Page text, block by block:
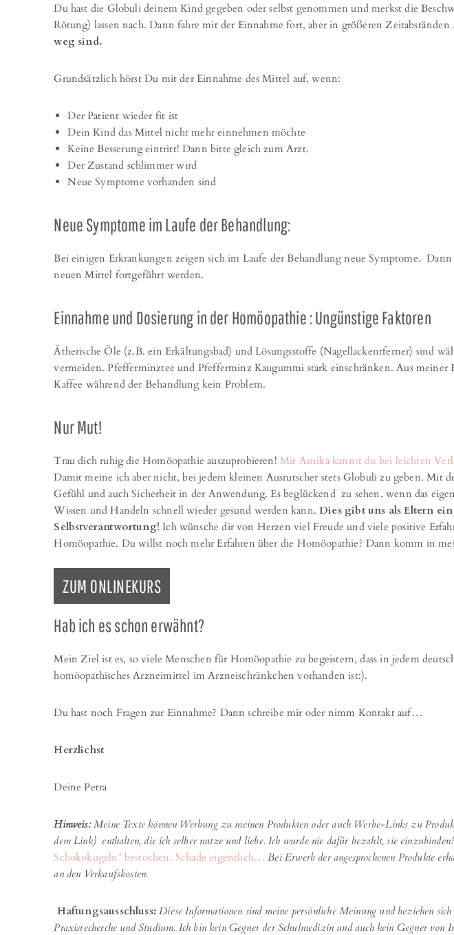
Du hast die Globuli deinem Kind gegeben oder selbst genommen und merkst die
Rötung) lassen nach. Dann fahre mit der Einnahme fort, aber in größeren
weg sind.
Grundsätzlich hörst Du mit der Einnahme des Mittel auf, wenn:
Der Patient wieder fit ist
Dein Kind das Mittel nicht mehr einnehmen möchte
Keine Besserung eintritt! Dann bitte gleich zum Arzt.
Der Zustand schlimmer wird
Neue Symptome vorhanden sind
Neue Symptome im Laufe der Behandlung:
Bei einigen Erkrankungen zeigen sich im Laufe der Behandlung neue Symptome.
neuen Mittel fortgeführt werden.
Einnahme und Dosierung in der Homöopathie : Ungünstige Faktoren
Ätherische Öle (z.B. ein Erkältungsbad) und Lösungsstoffe (Nagellackentferner) sind
vermeiden. Pfefferminztee und Pfefferminz Kaugummi stark einschränken. Aus meiner
Kaffee während der Behandlung kein Problem.
Nur Mut!
Trau dich ruhig die Homöopathie auszuprobieren!Mit Arnika kannst du bei leichten
Damit meine ich aber nicht, bei jedem kleinen Ausrutscher stets Globuli zu geben. Mit
Gefühl und auch Sicherheit in der Anwendung. Es beglückend zu sehen, wenn das
Wissen und Handeln schnell wieder gesund werden kann.Dies gibt uns als Eltern
Selbstverantwortung! Ich wünsche dir von Herzen viel Freude und viele positive
Homöopathie. Du willst noch mehr Erfahren über die Homöopathie? Dann komm in
ZUM ONLINEKURS
Hab ich es schon erwähnt?
Mein Ziel ist es, so viele Menschen für Homöopathie zu begeistern, dass in jedem
homöopathisches Arzneimittel im Arzneischränkchen vorhanden ist:).
Du hast noch Fragen zur Einnahme? Dann schreibe mir oder nimm Kontakt auf…
Herzlichst
Deine Petra
Hinweis:Meine Texte können Werbung zu meinen Produkten oder auch Werbe-Links zu
dem Link) enthalten, die ich selber nutze und liebe. Ich wurde nie dafür bezahlt, sie einzubinden!
Schokokugeln* bestochen. Schade eigentlich…Bei Erwerb der angesprochenen Produkte
an den Verkaufskosten.
Haftungsausschluss: Diese Informationen sind meine persönliche Meinung und beziehen
Praxisrecherche und Studium. Ich bin kein Gegner der Schulmedizin und auch kein Gegner von